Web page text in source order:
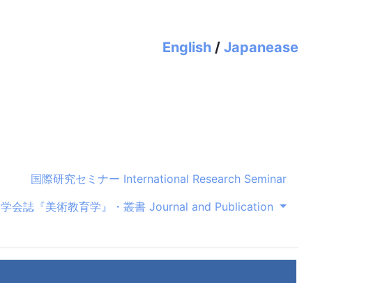
English / Japanease
国際研究セミナー International Research Seminar
学会誌『美術教育学』・叢書 Journal and Publication